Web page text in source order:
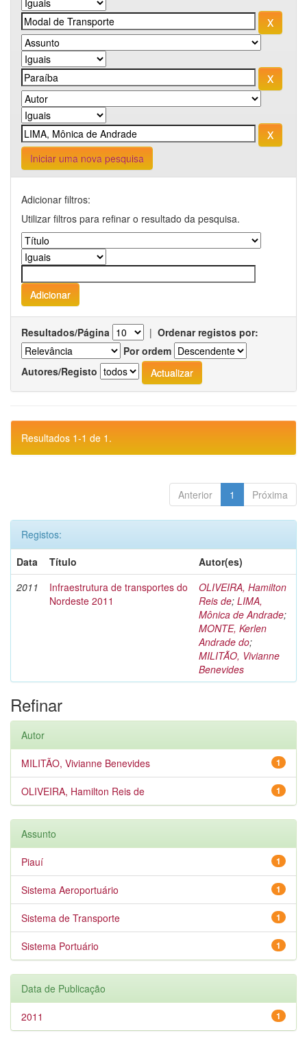
Iniciar uma nova pesquisa
Adicionar filtros:
Utilizar filtros para refinar o resultado da pesquisa.
Resultados/Página | Ordenar registos por:
Por ordem
Autores/Registo
Resultados 1-1 de 1.
Anterior 1 Próxima
Registos:
Data
Título
Autor(es)
2011
Infraestrutura de transportes do
Nordeste 2011
OLIVEIRA, Hamilton
Reis de; LIMA,
Mônica de Andrade;
MONTE, Kerlen
Andrade do;
MILITÃO, Vivianne
Benevides
Refinar
Autor
1
MILITÃO, Vivianne Benevides
1
OLIVEIRA, Hamilton Reis de
Assunto
1
Piauí
1
Sistema Aeroportuário
1
Sistema de Transporte
1
Sistema Portuário
Data de Publicação
1
2011